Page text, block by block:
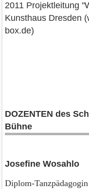
2011 Projektleitung
Kunsthaus Dresden
box.de)
DOZENTEN des
Bühne
Josefine Wosahlo
Diplom-Tanzpädagogin